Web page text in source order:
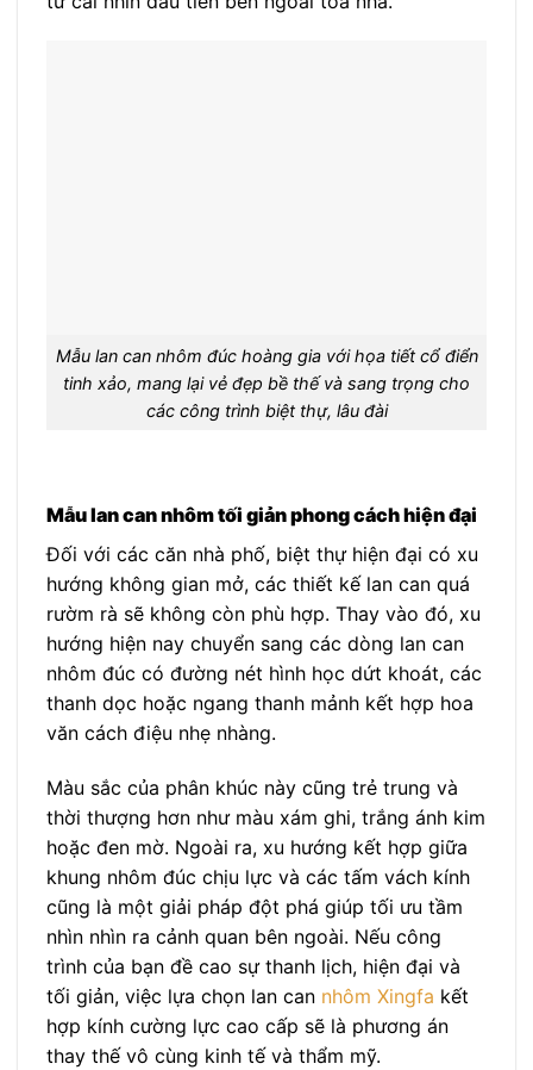
Mẫu lan can nhôm đúc hoàng gia với họa tiết cổ điển
tinh xảo, mang lại vẻ đẹp bề thế và sang trọng cho
các công trình biệt thự, lâu đài
Mẫu lan can nhôm tối giản phong cách hiện đại
Đối với các căn nhà phố, biệt thự hiện đại có xu
hướng không gian mở, các thiết kế lan can quá
rườm rà sẽ không còn phù hợp. Thay vào đó, xu
hướng hiện nay chuyển sang các dòng lan can
nhôm đúc có đường nét hình học dứt khoát, các
thanh dọc hoặc ngang thanh mảnh kết hợp hoa
văn cách điệu nhẹ nhàng.
Màu sắc của phân khúc này cũng trẻ trung và
thời thượng hơn như màu xám ghi, trắng ánh kim
hoặc đen mờ. Ngoài ra, xu hướng kết hợp giữa
khung nhôm đúc chịu lực và các tấm vách kính
cũng là một giải pháp đột phá giúp tối ưu tầm
nhìn nhìn ra cảnh quan bên ngoài. Nếu công
trình của bạn đề cao sự thanh lịch, hiện đại và
tối giản, việc lựa chọn lan can nhôm Xingfa kết
hợp kính cường lực cao cấp sẽ là phương án
thay thế vô cùng kinh tế và thẩm mỹ.